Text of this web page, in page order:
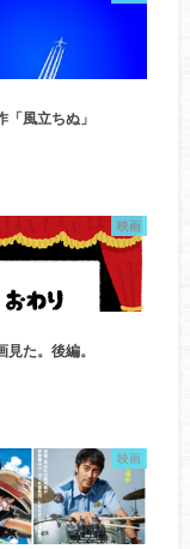
「風立ちぬ」
映画
た。後編。
映画